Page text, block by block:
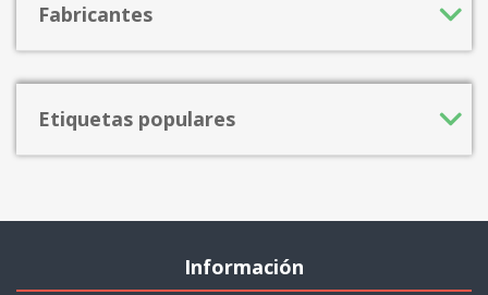
Fabricantes
Etiquetas populares
Información